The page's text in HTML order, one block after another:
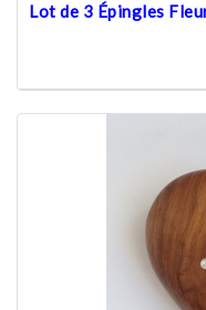
Lot de 3 Épingles